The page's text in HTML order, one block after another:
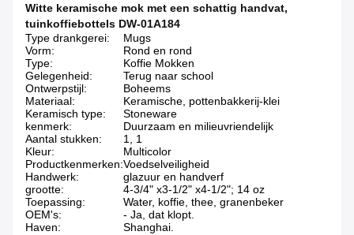
Witte keramische mok met een schattig handvat,
tuinkoffiebottels DW-01A184
Type drankgerei:
Mugs
Vorm:
Rond en rond
Type:
Koffie Mokken
Gelegenheid:
Terug naar school
Ontwerpstijl:
Boheems
Materiaal:
Keramische, pottenbakkerij-klei
Keramisch type:
Stoneware
kenmerk:
Duurzaam en milieuvriendelijk
Aantal stukken:
1, 1
Kleur:
Multicolor
Productkenmerken:Voedselveiligheid
Handwerk:
glazuur en handverf
grootte:
4-3/4" x3-1/2" x4-1/2"; 14 oz
Toepassing:
Water, koffie, thee, granenbeker
OEM's:
- Ja, dat klopt.
Haven:
Shanghai.